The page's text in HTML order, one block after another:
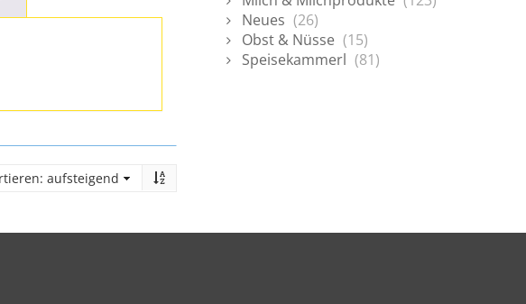
Neues (26)
Obst & Nüsse (15)
Speisekammerl (81)